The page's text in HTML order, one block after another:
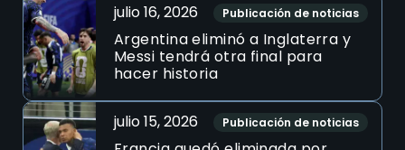
julio 16, 2026 Publicación de noticias
Argentina eliminó a Inglaterra y
Messi tendrá otra final para
hacer historia
julio 15, 2026 Publicación de noticias